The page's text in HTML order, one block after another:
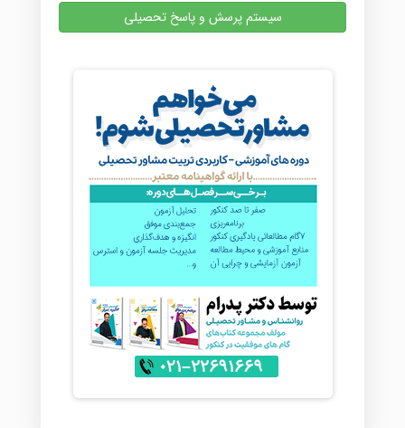
سیستم پرسش و پاسخ تحصیلی